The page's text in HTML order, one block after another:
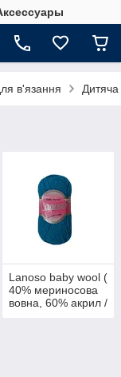
в'язання
Lanoso baby wool (
40% мериносова
вовна, 60% акрил /